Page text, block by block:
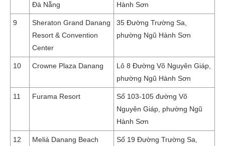
Đà Nẵng
Hành Sơn
9
Sheraton Grand Danang
Resort & Convention
Center
35 Đường Trường Sa,
phường Ngũ Hành Sơn
10 Crowne Plaza Danang
Lô 8 Đường Võ Nguyên Giáp,
phường Ngũ Hành Sơn
11 Furama Resort
Số 103-105 đường Võ
Nguyên Giáp, phường Ngũ
Hành Sơn
12
Meliá Danang Beach
Số 19 Đường Trường Sa,